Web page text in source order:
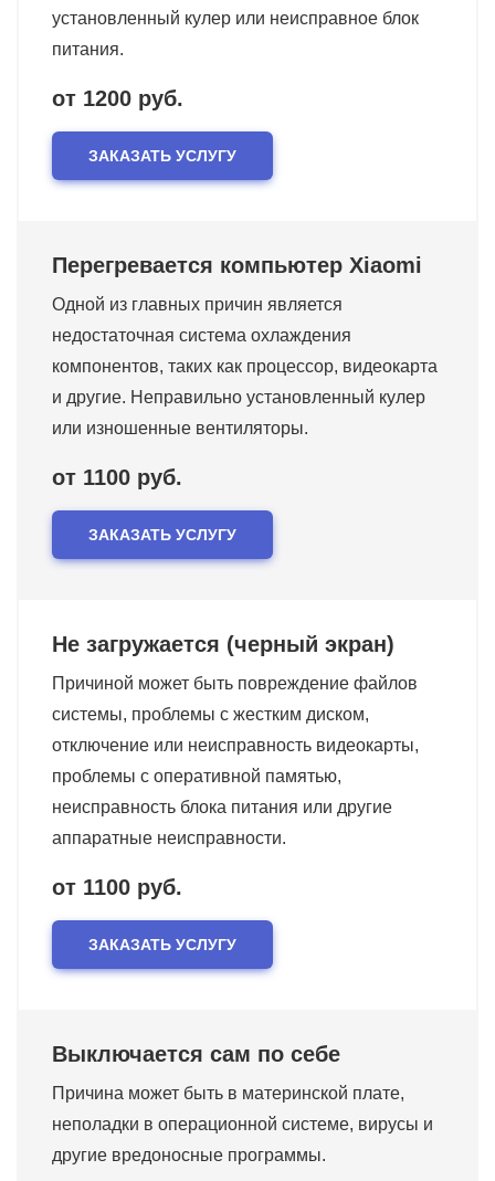
установленный кулер или неисправное блок
питания.
от 1200 руб.
ЗАКАЗАТЬ УСЛУГУ
Перегревается компьютер Xiaomi
Одной из главных причин является
недостаточная система охлаждения
компонентов, таких как процессор, видеокарта
и другие. Неправильно установленный кулер
или изношенные вентиляторы.
от 1100 руб.
ЗАКАЗАТЬ УСЛУГУ
Не загружается (черный экран)
Причиной может быть повреждение файлов
системы, проблемы с жестким диском,
отключение или неисправность видеокарты,
проблемы с оперативной памятью,
неисправность блока питания или другие
аппаратные неисправности.
от 1100 руб.
ЗАКАЗАТЬ УСЛУГУ
Выключается сам по себе
Причина может быть в материнской плате,
неполадки в операционной системе, вирусы и
другие вредоносные программы.